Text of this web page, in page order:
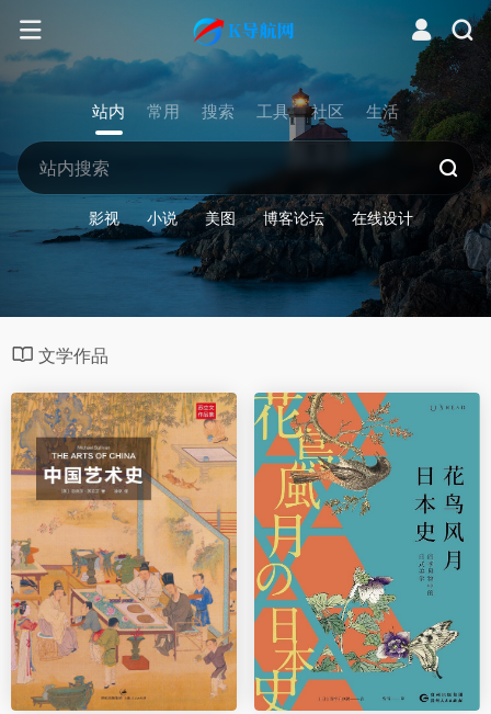
站内 常用 搜索 工具 社区 生活
影视 小说 美图 博客论坛 在线设计
文学作品